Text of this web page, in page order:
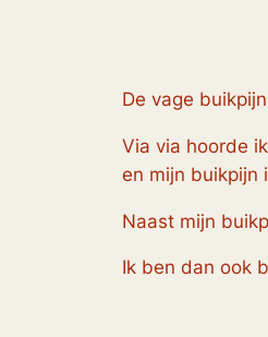
De vage
Via via hoorde
en mijn buikpijn
Naast mijn
Ik ben dan ook